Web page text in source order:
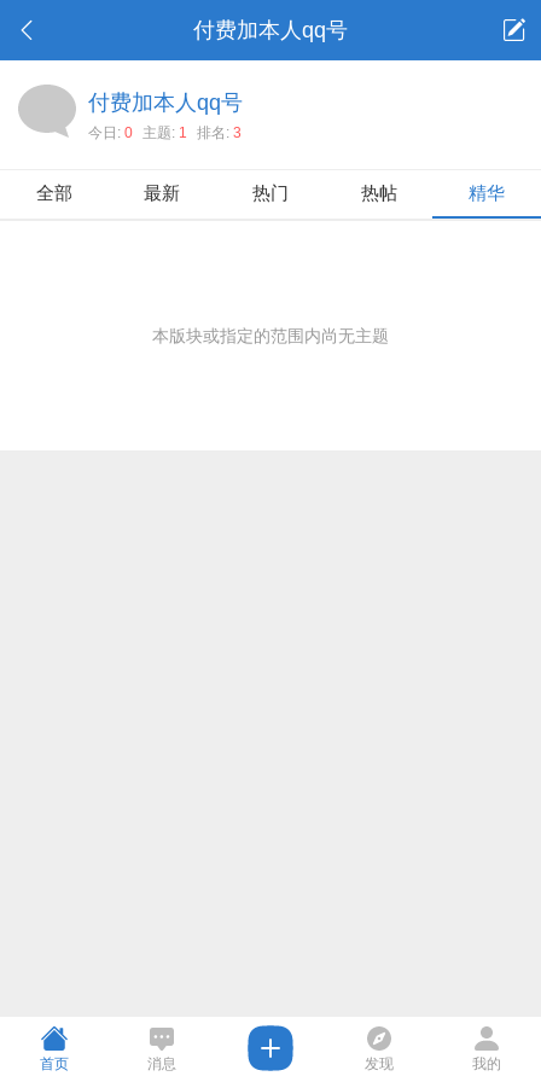
付费加本人qq号
付费加本人qq号
今日: 0 主题: 1 排名: 3
全部 最新 热门 热帖 精华
本版块或指定的范围内尚无主题
首页 消息 发现 我的